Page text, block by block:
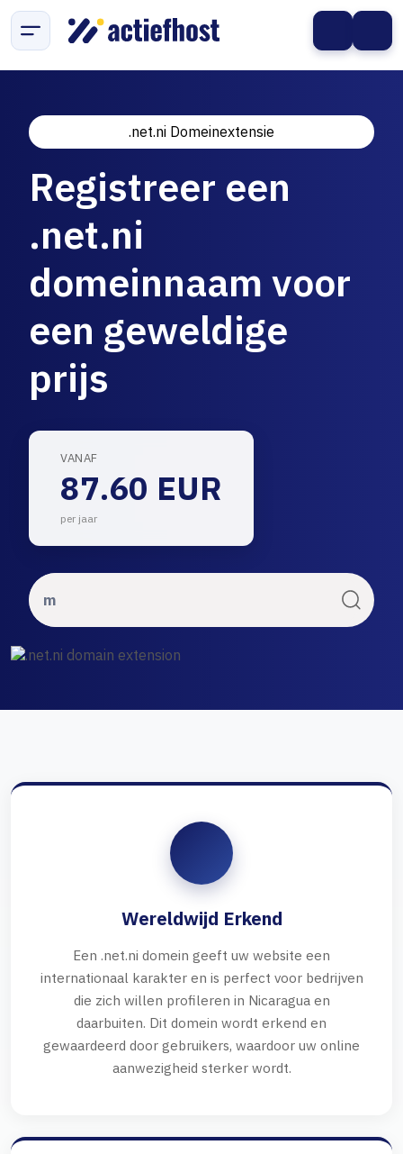
.net.ni Domeinextensie
Registreer een
.net.ni
domeinnaam voor
een geweldige
prijs
VANAF
87.60 EUR
per jaar
Wereldwijd Erkend
Een .net.ni domein geeft uw website een
internationaal karakter en is perfect voor bedrijven
die zich willen profileren in Nicaragua en
daarbuiten. Dit domein wordt erkend en
gewaardeerd door gebruikers, waardoor uw online
aanwezigheid sterker wordt.